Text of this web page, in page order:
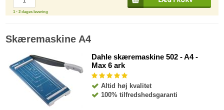
1 - 2 dages levering
Skæremaskine A4
Dahle skæremaskine 502 - A4 -
Max 6 ark
Altid høj kvalitet
100% tilfredshedsgaranti